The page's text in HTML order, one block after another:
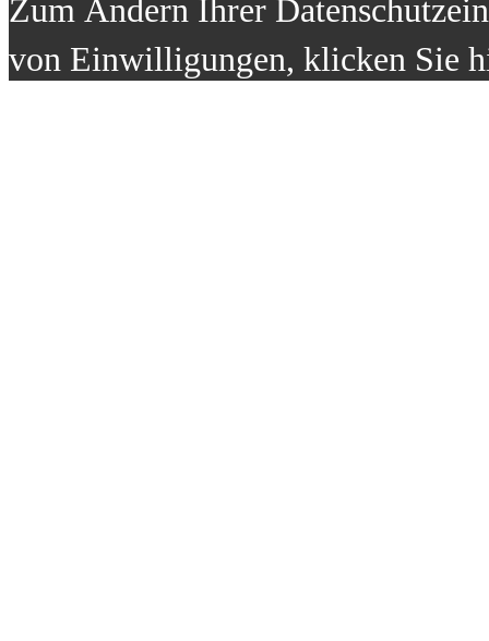
Zum Ändern Ihrer
von Einwilligungen, klicken Sie